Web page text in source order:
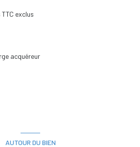
exclus
acquéreur
AUTOUR DU BIEN